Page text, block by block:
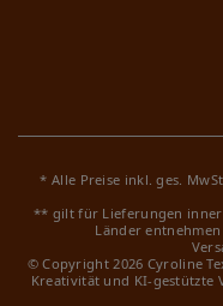
* Alle Preise inkl. ges.
** gilt für Lieferungen
Länder
© Copyright 2026 Cyroline
Kreativität und KI-gestützte